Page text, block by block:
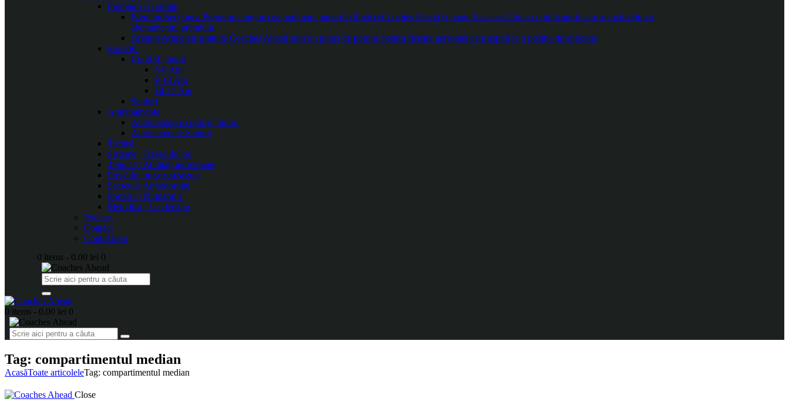
Premium / Gratuite
PremiumSecțiunea Premium conține cea mai mare parte din librăria Coaches Ahead și poate fi accesată doar de utilizatorii care au achiziționat
abonamentul premium.
GratuiteArticolele gratuite Coaches Ahead sunt un punct de pornire pentru fiecare persoană care aspiră la o poziție de antrenor.
Exerciții
Copii și juniori
5-8 Ani
9-13 Ani
14-17 Ani
Seniori
Antrenamente
Antrenamente copii și juniori
Antrenamente Seniori
Tactică
Sisteme | Trasee de joc
Tehnică | Abilități individuale
Pregătire presezon/sezon
Secretele Antrenorului
Portarul | Numărul 1
Metodică | Leadership
Podcast
Contact
Contul meu
0 items - 0.00 lei 0
0 items - 0.00 lei 0
Tag: compartimentul median
AcasăToate articoleleTag: compartimentul median
Close